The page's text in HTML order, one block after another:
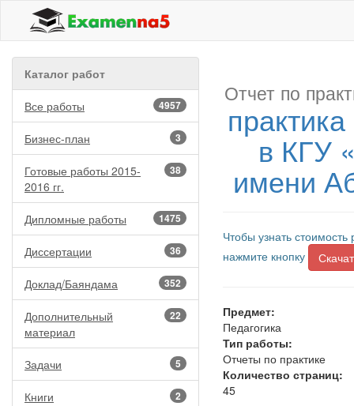
Каталог работ
4957
Все работы
3
Бизнес-план
38
Готовые работы 2015-
2016 гг.
1475
Дипломные работы
36
Диссертации
352
Доклад/Баяндама
22
Дополнительный
материал
5
Задачи
2
Книги
Отчет по
в КГУ
имени
Чтобы узнать
нажмите кнопку
Предмет:
Педагогика
Тип работы:
Отчеты по практике
Количество страниц:
45